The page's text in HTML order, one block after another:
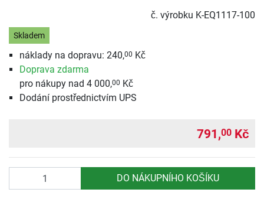
č. výrobku K-EQ1117-100
Skladem
náklady na dopravu: 240,00 Kč
Doprava zdarma
pro nákupy nad 4 000,00 Kč
Dodání prostřednictvím UPS
791,00 Kč
DO NÁKUPNÍHO KOŠÍKU